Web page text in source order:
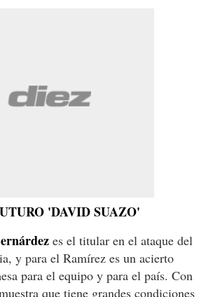
'DAVID SUAZO'
es el titular en el ataque del
y para el Ramírez es un acierto
para el equipo y para el país. Con
que tiene grandes condiciones